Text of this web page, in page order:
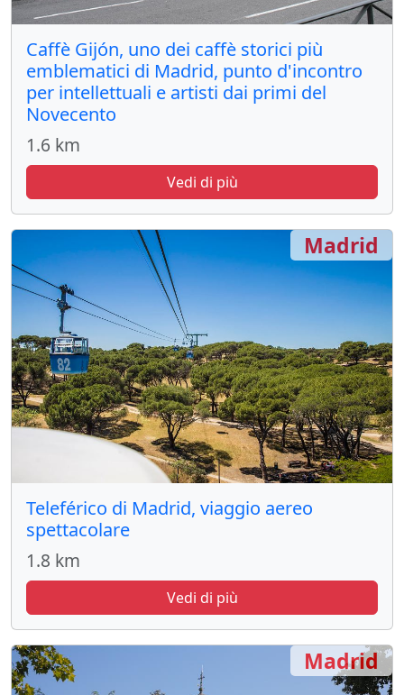
Caffè Gijón, uno dei caffè storici più
emblematici di Madrid, punto d'incontro
per intellettuali e artisti dai primi del
Novecento
1.6 km
Vedi di più
Teleférico di Madrid, viaggio aereo
spettacolare
1.8 km
Vedi di più
Madrid
Madrid